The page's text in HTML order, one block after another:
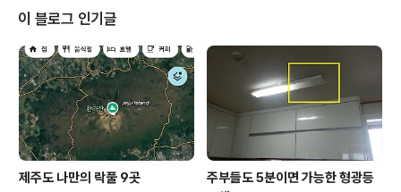
고 맛있는 계절이 오면 연례행사처럼 전복파티를 열곤 하
는데요, 다행인 것은 우리 집 아이들이 전복을 너무나 좋아
한다는 것입니다. 방학 중이었지만 얼마 전에도 아들 녀석
이 난데없이 전복이 먹고 싶다는 것이었습니다. 아이들이
먹고 싶다는데 뭐가 아깝겠습니까. 다 먹고살자고 돈을 버
는 것인데, 이럴 때 과..
이 블로그 인기글
제주도 나만의 락풀 9곳
주부들도 5분이면 가능한 형광등